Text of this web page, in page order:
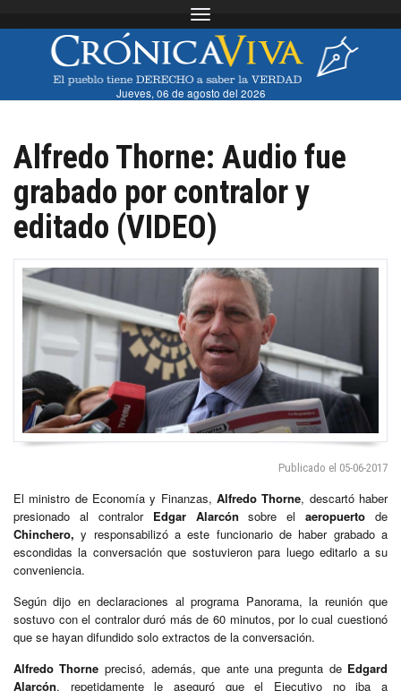
Toggle navigation
Jueves, 06 de agosto del 2026
Alfredo Thorne: Audio fue
grabado por contralor y
editado (VIDEO)
Publicado el 05-06-2017
El ministro de Economía y Finanzas, Alfredo Thorne, descartó haber
presionado al contralor Edgar Alarcón sobre elaeropuerto de
Chinchero, y responsabilizó a este funcionario de haber grabado a
escondidas la conversación que sostuvieron para luego editarlo a su
conveniencia.
Según dijo en declaraciones al programa Panorama, la reunión que
sostuvo con el contralor duró más de 60 minutos, por lo cual cuestionó
que se hayan difundido solo extractos de la conversación.
Alfredo Thorne precisó, además, que ante una pregunta de Edgard
Alarcón, repetidamente le aseguró que el Ejecutivo no iba a